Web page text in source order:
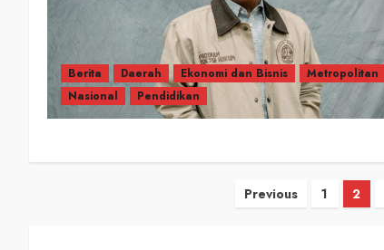
Berita Daerah Ekonomi dan Bisnis
Metropolitan
Nasional
Pendidikan
Previous 1 2